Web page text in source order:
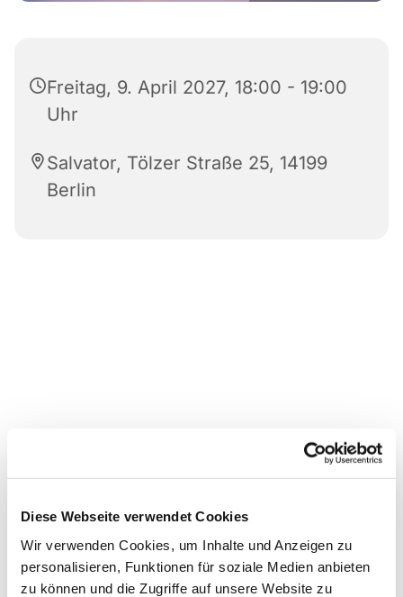
Diese Webseite verwendet Cookies
Wir verwenden Cookies, um Inhalte und Anzeigen zu
personalisieren, Funktionen für soziale Medien anbieten
zu können und die Zugriffe auf unsere Website zu
Freitag, 9. April 2027, 18:00 - 19:00
Uhr
Salvator, Tölzer Straße 25, 14199
Berlin